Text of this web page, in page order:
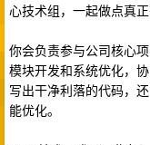
心技术组，一起做点真正
你会负责参与公司核心
模块开发和系统优化，
写出干净利落的代码，
能优化。